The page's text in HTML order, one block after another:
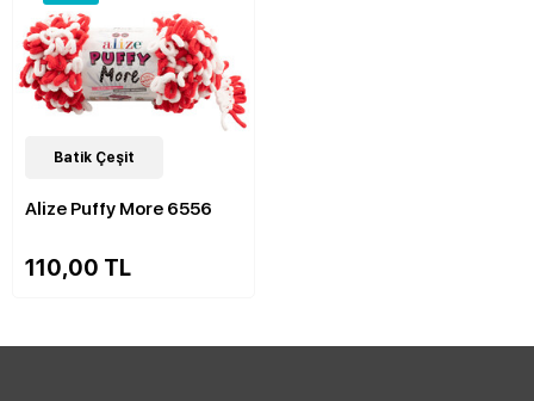
48Çeşit
Batik Çeşit
Alize Puffy More 6556
110,00 TL